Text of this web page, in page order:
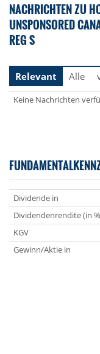
NACHRICHTEN ZU
UNSPONSORED
REG S
Relevant
Alle
Keine Nachrichten
Dividende in
Dividendenrendite (in
KGV
Gewinn/Aktie in